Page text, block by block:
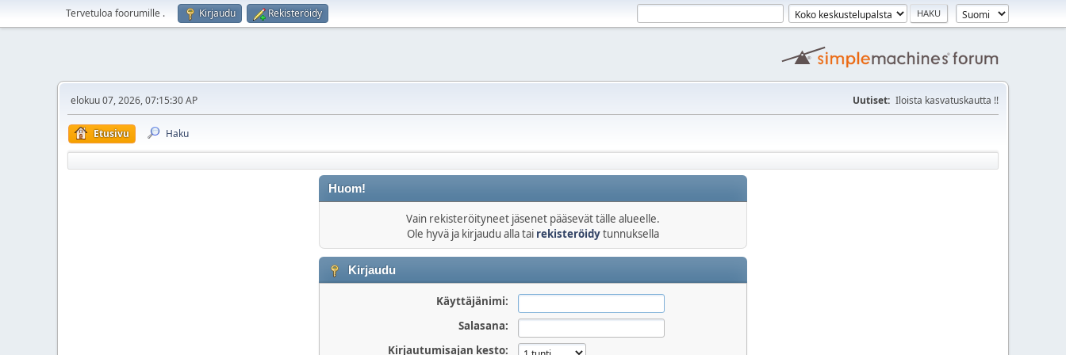
Tervetuloa foorumille . Kirjaudu Rekisteröidy
elokuu 07, 2026, 07:15:30 AP Uutiset: Iloista kasvatuskautta !!
Etusivu Haku
Huom!
Vain rekisteröityneet jäsenet pääsevät tälle alueelle.
Ole hyvä ja kirjaudu alla tai rekisteröidytunnuksella
Kirjaudu
Käyttäjänimi:
Salasana:
Kirjautumisajan kesto: